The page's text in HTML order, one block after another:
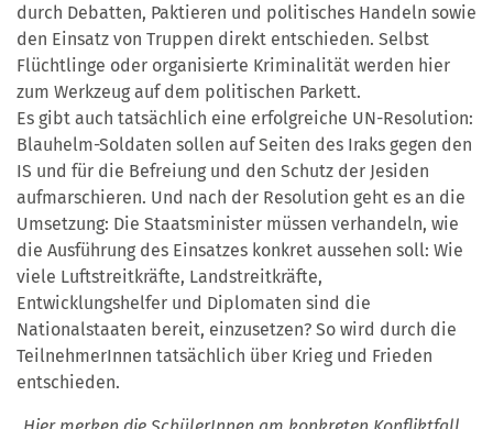
durch Debatten, Paktieren und politisches Handeln sowie
den Einsatz von Truppen direkt entschieden. Selbst
Flüchtlinge oder organisierte Kriminalität werden hier
zum Werkzeug auf dem politischen Parkett.
Es gibt auch tatsächlich eine erfolgreiche UN-Resolution:
Blauhelm-Soldaten sollen auf Seiten des Iraks gegen den
IS und für die Befreiung und den Schutz der Jesiden
aufmarschieren. Und nach der Resolution geht es an die
Umsetzung: Die Staatsminister müssen verhandeln, wie
die Ausführung des Einsatzes konkret aussehen soll: Wie
viele Luftstreitkräfte, Landstreitkräfte,
Entwicklungshelfer und Diplomaten sind die
Nationalstaaten bereit, einzusetzen? So wird durch die
TeilnehmerInnen tatsächlich über Krieg und Frieden
entschieden.